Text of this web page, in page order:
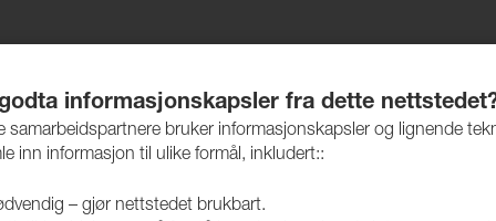
Produkter Vedlikehold Bærekraft Case
informasjonskapsler fra dette
samarbeidspartnere bruker informasjonskapsler og lignende
inn informasjon til ulike formål, inkludert::
– gjør nettstedet brukbart.